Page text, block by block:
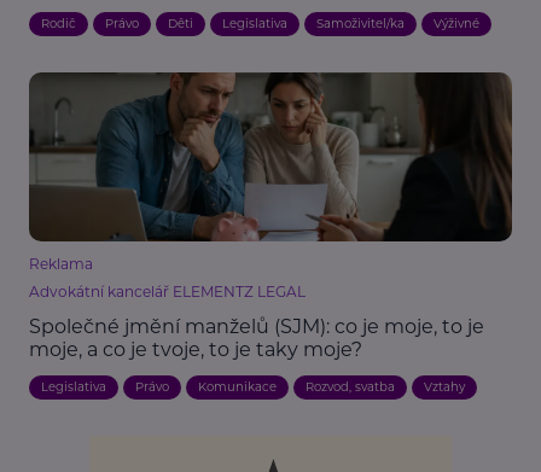
Rodič Právo Děti Legislativa Samoživitel/ka Výživné
Reklama
Advokátní kancelář ELEMENTZ LEGAL
Společné jmění manželů (SJM): co je moje, to je
moje, a co je tvoje, to je taky moje?
Legislativa Právo Komunikace Rozvod, svatba Vztahy